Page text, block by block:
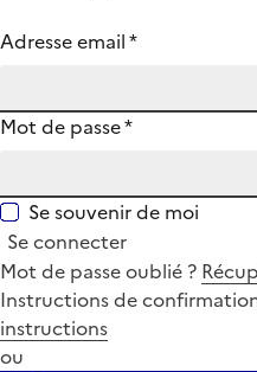
Adresse email*
Mot de passe*
Se souvenir de moi
Se connecter
Mot de passe oublié ?
Instructions de
instructions
ou